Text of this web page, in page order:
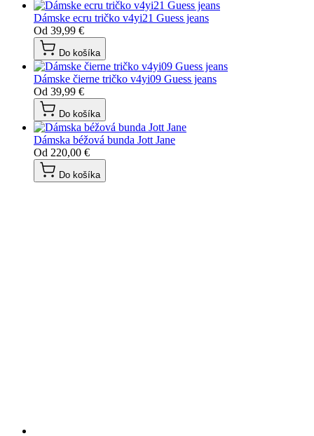
Dámske ecru tričko v4yi21 Guess jeans
Od 39,99 €
Do košíka
Dámske čierne tričko v4yi09 Guess jeans
Od 39,99 €
Do košíka
Dámska béžová bunda Jott Jane
Od 220,00 €
Do košíka